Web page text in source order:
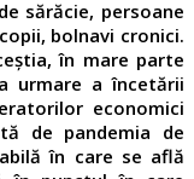
sărăcie, persoane
bolnavi cronici.
în mare parte
urmare a încetării
economici
de pandemia de
în care se află